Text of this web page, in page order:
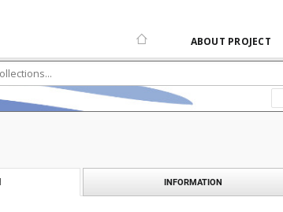
ABOUT PROJECT
INFORMATION